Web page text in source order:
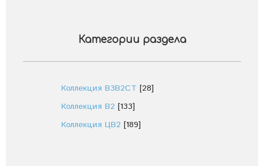
Категории раздела
Коллекция В3В2СТ [28]
Коллекция В2 [133]
Коллекция ЦВ2 [189]